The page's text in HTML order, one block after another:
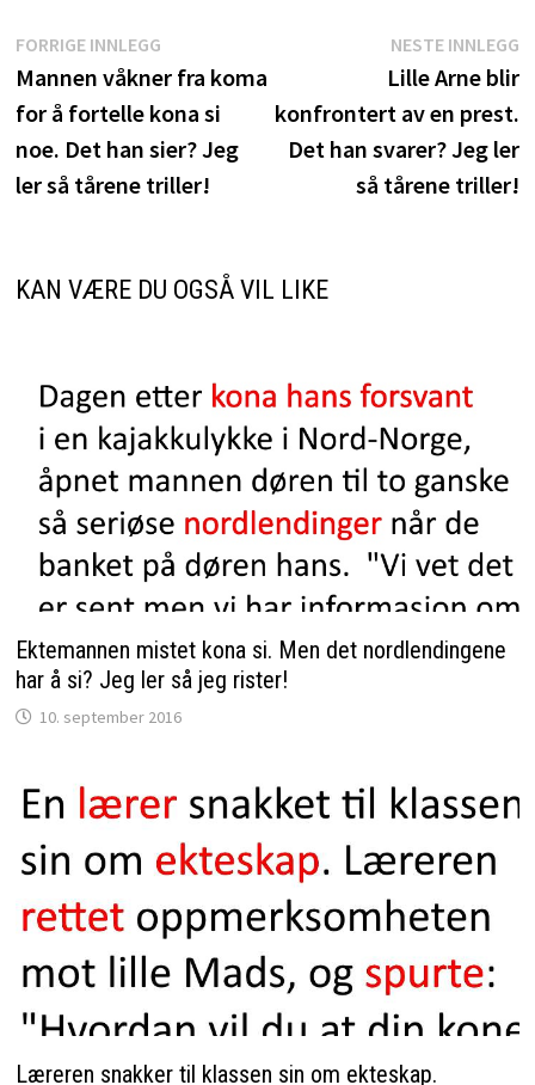
Innleggsnavigasjon
FORRIGE INNLEGGForrige
innlegg:
Mannen våkner fra koma
for å fortelle kona si
noe. Det han sier? Jeg
ler så tårene triller!
NESTE INNLEGG
Lille Arne blir
konfrontert av en prest.
Det han svarer? Jeg ler
så tårene triller!
KAN VÆRE DU OGSÅ VIL LIKE
Ektemannen mistet kona si. Men det nordlendingene
har å si? Jeg ler så jeg rister!
10. september 2016
Læreren snakker til klassen sin om ekteskap.